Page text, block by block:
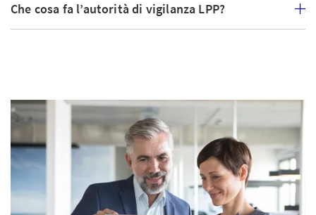
Che cosa fa l’autorità di vigilanza LPP?